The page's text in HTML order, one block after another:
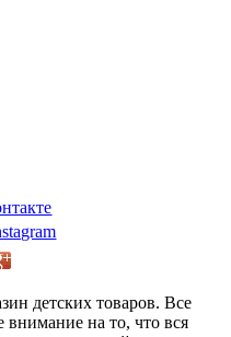
детских товаров. Все
на то, что вся